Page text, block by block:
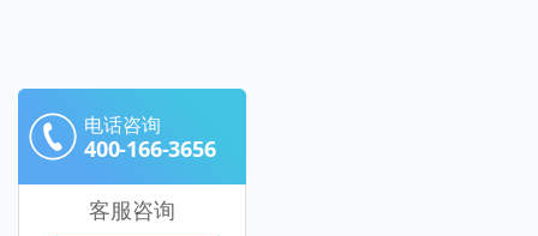
电话咨询
400-166-3656
客服咨询